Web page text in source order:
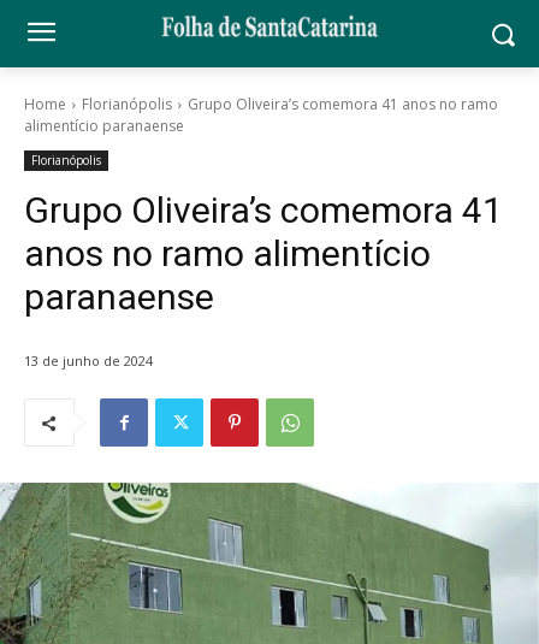
Home Florianópolis
Grupo Oliveira’s comemora 41 anos no ramo
alimentício paranaense
Florianópolis
Grupo Oliveira’s comemora 41
anos no ramo alimentício
paranaense
13 de junho de 2024